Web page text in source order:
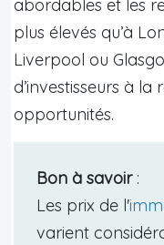
abordables et les
plus élevés qu’à
Liverpool ou
d’investisseurs à
opportunités.
Bon à savoir:
Les prix de l'
varient